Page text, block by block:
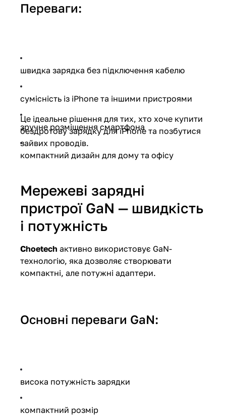
Переваги:
швидка зарядка без підключення кабелю
сумісність із iPhone та іншими пристроями
зручне розміщення смартфона
компактний дизайн для дому та офісу
Це ідеальне рішення для тих, хто хоче купити
бездротову зарядку для iPhone та позбутися
зайвих проводів.
Мережеві зарядні
пристрої GaN — швидкість
і потужність
Choetech активно використовує GaN-
технологію, яка дозволяє створювати
компактні, але потужні адаптери.
Основні переваги GaN:
висока потужність зарядки
компактний розмір